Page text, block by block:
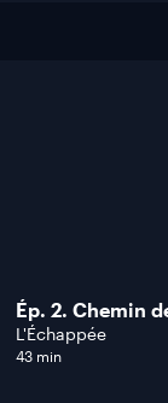
Ép. 2. Chemin
L'Échappée
43 min